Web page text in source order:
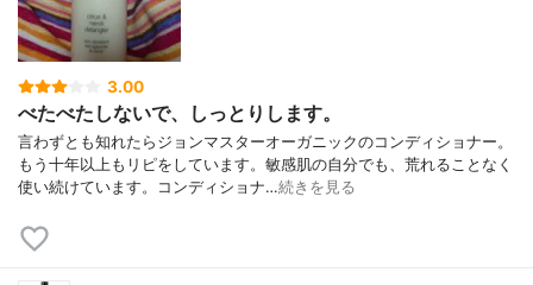
3.00
べたべたしないで、しっとりします。
言わずとも知れたらジョンマスターオーガニックのコンディショナー。
もう十年以上もリピをしています。敏感肌の自分でも、荒れることなく
使い続けています。コンディショナ…続きを見る